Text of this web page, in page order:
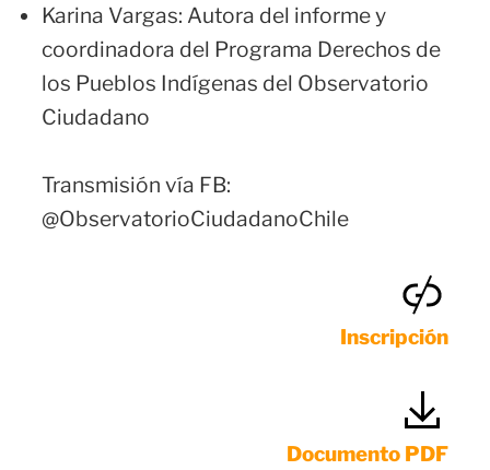
Karina Vargas: Autora del informe y
coordinadora del Programa Derechos de
los Pueblos Indígenas del Observatorio
Ciudadano
Transmisión vía FB:
@ObservatorioCiudadanoChile
Inscripción
Documento PDF